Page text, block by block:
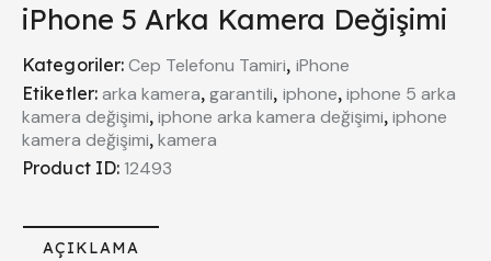
iPhone 5 Arka Kamera Değişimi
Kategoriler:Cep Telefonu Tamiri, iPhone
Etiketler:arka kamera,garantili, iphone, iphone 5 arka
kamera değişimi,iphone arka kamera değişimi,iphone
kamera değişimi,kamera
Product ID: 12493
AÇIKLAMA